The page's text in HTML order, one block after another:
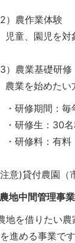
2）農作業体験
童、園児を対
3）農業基礎研修
業を始めたい
研修期間：毎
研修生：30名
研修料：有料
意)貸付農園（
地中間管理事業
地を借りたい
進める事業です